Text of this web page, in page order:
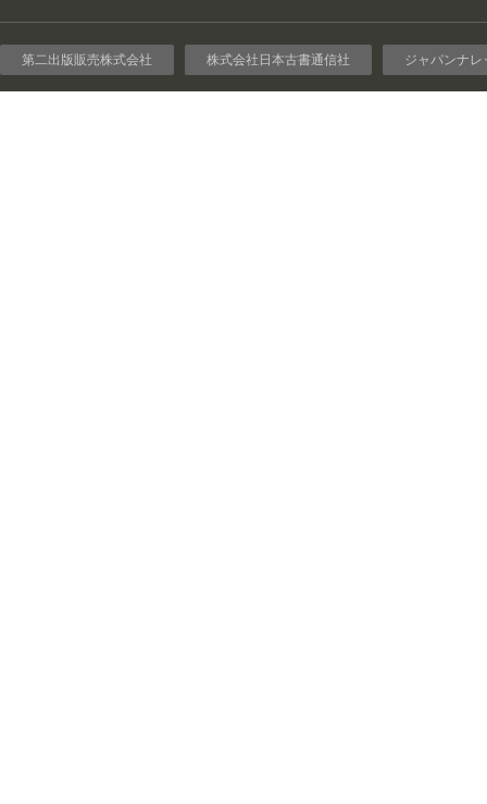
第二出版販売株式会社 株式会社日本古書通信社 ジャパンナレ